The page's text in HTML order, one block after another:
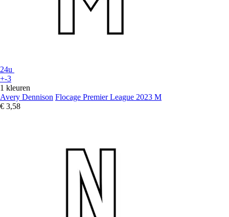
24u
+-3
1 kleuren
Avery Dennison Flocage Premier League 2023 M
€ 3,58